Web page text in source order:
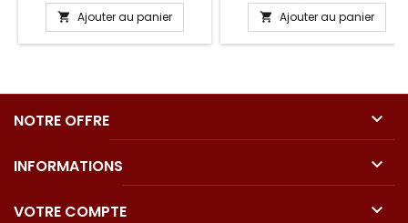
 Ajouter au panier  Ajouter au panier
NOTRE OFFRE 
INFORMATIONS 
VOTRE COMPTE 